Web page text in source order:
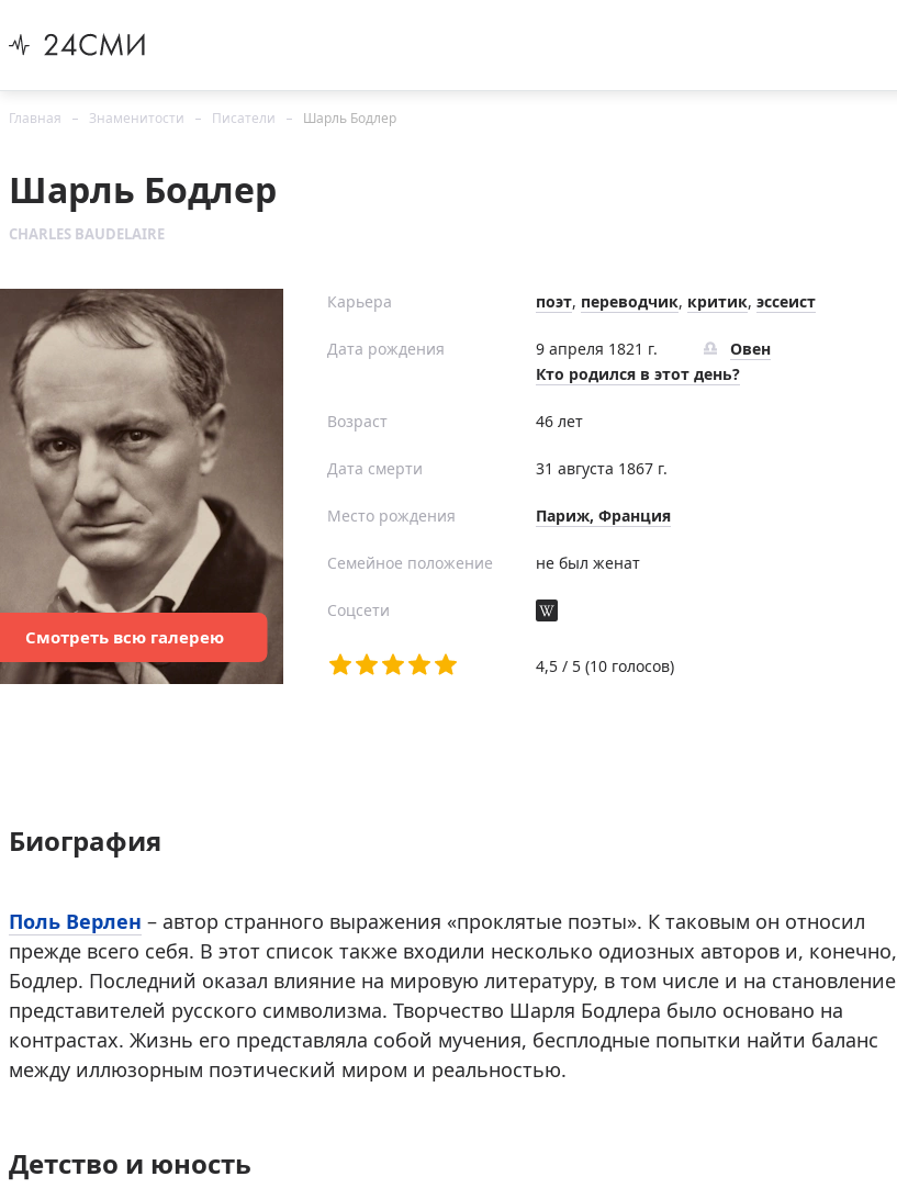
Главная Знаменитости Писатели Шарль Бодлер
Шарль Бодлер
CHARLES BAUDELAIRE
Смотреть всюгалерею
Карьера поэт, переводчик, критик, эссеист
Дата рождения 9 апреля 1821 г.
Овен
Кто родился в этот день?
Возраст 46 лет
Дата смерти 31 августа 1867 г.
Место рождения Париж, Франция
Семейное положение не был женат
Соцсети
4,5 / 5 (10 голосов)
Биография
Поль Верлен – автор странного выражения «проклятые поэты». К таковым он относил
прежде всего себя. В этот список также входили несколько одиозных авторов и, конечно,
Бодлер. Последний оказал влияние на мировую литературу, в том числе и на становление
представителей русского символизма. Творчество Шарля Бодлера было основано на
контрастах. Жизнь его представляла собой мучения, бесплодные попытки найти баланс
между иллюзорным поэтический миром и реальностью.
Детство и юность